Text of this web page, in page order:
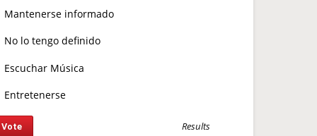
Mantenerse informado
No lo tengo definido
Escuchar Música
Entretenerse
Results